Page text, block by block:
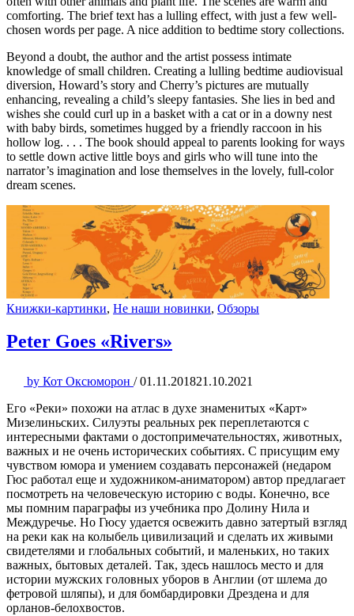
comforting. The brief text has a lulling effect, with just a few well-
chosen words per page. A nice addition to bedtime story collections.
Beyond a doubt, the author and the artist possess intimate
knowledge of small children. Creating a lulling bedtime audiovisual
diversion, Howard’s story and Cherry’s pictures are mutually
enhancing, revealing a child’s sleepy fantasies. She lies in bed and
wishes she could curl up in a basket with a cat or in a downy nest
with baby birds, sometimes hugged by a friendly raccoon in his
hollow log. . . . The book should appeal to parents looking for ways
to settle down active little boys and girls who will tune into the
narrator’s imagination and lose themselves in the lovely, full-color
dream scenes.
Книжки-картинки, Не наши новинки, Обзоры
Peter Goes «Rivers»
by Кот Оксюморон / 01.11.201821.10.2021
Его «Реки» похожи на атлас в духе знаменитых «Карт»
Мизелиньских. Силуэты реальных рек переплетаются с
интересными фактами о достопримечательностях, животных,
важных и не очень исторических событиях. С присущим ему
чувством юмора и умением создавать персонажей (недаром
Гюс работал еще и художником-аниматором) автор предлагает
посмотреть на человеческую историю с воды. Конечно, все
мы помним параграфы из учебника про Долину Нила и
Междуречье. Но Гюсу удается освежить давно затертый взгляд
на реки как на колыбель цивилизаций и сделать их живыми
свидетелями и глобальных событий, и маленьких, но таких
важных, бытовых деталей. Так, здесь нашлось место и для
истории мужских головных уборов в Англии (от шлема до
фетровой шляпы), и для бомбардировки Дрездена и для
орланов-белохвостов.